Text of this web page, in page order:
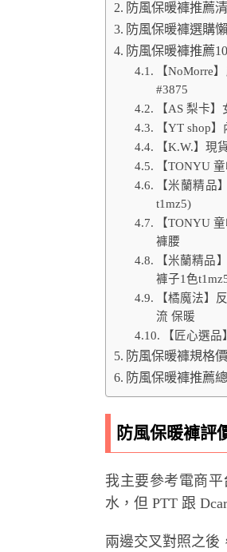
防風保暖褲推薦
防風保暖褲選購
防風保暖褲推薦
【NoMorre
#3875
【AS 梨卡
【YT shop
【K.W.】現
【TONYU
【米蘭精品
t1mz5)
【TONYU
褲腰
【米蘭精品
褲子1色
【橘魔法】
流 保暖
【匠心選
防風保暖褲規格
防風保暖褲推薦
防風保暖褲評
我主要參考電商
水，但 PTT 跟
兩邊交叉對照之後